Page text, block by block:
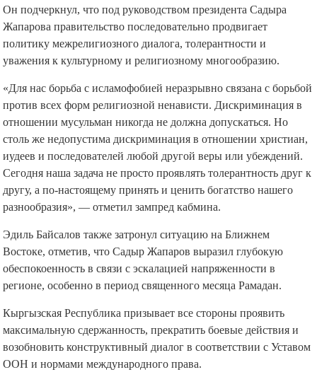
Он подчеркнул, что под руководством президента Садыра
Жапарова правительство последовательно продвигает
политику межрелигиозного диалога, толерантности и
уважения к культурному и религиозному многообразию.
«Для нас борьба с исламофобией неразрывно связана с борьбой
против всех форм религиозной ненависти. Дискриминация в
отношении мусульман никогда не должна допускаться. Но
столь же недопустима дискриминация в отношении христиан,
иудеев и последователей любой другой веры или убеждений.
Сегодня наша задача не просто проявлять толерантность друг к
другу, а по-настоящему принять и ценить богатство нашего
разнообразия», — отметил зампред кабмина.
Эдиль Байсалов также затронул ситуацию на Ближнем
Востоке, отметив, что Садыр Жапаров выразил глубокую
обеспокоенность в связи с эскалацией напряженности в
регионе, особенно в период священного месяца Рамадан.
Кыргызская Республика призывает все стороны проявить
максимальную сдержанность, прекратить боевые действия и
возобновить конструктивный диалог в соответствии с Уставом
ООН и нормами международного права.